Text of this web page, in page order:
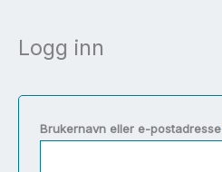
Logg inn
Brukernavn eller e-postadresse